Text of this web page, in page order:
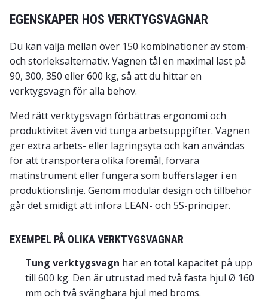
EGENSKAPER HOS VERKTYGSVAGNAR
Du kan välja mellan över 150 kombinationer av stom-
och storleksalternativ. Vagnen tål en maximal last på
90, 300, 350 eller 600 kg, så att du hittar en
verktygsvagn för alla behov.
Med rätt verktygsvagn förbättras ergonomi och
produktivitet även vid tunga arbetsuppgifter. Vagnen
ger extra arbets- eller lagringsyta och kan användas
för att transportera olika föremål, förvara
mätinstrument eller fungera som bufferslager i en
produktionslinje. Genom modulär design och tillbehör
går det smidigt att införa LEAN- och 5S-principer.
EXEMPEL PÅ OLIKA VERKTYGSVAGNAR
Tung verktygsvagn har en total kapacitet på upp
till 600 kg. Den är utrustad med två fasta hjul Ø 160
mm och två svängbara hjul med broms.